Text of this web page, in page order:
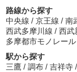
路線から探す
中央線 / 京王線 / 南
西武多摩川線 / 西武
多摩都市モノレール
駅から探す
三鷹 / 調布 / 吉祥寺 /